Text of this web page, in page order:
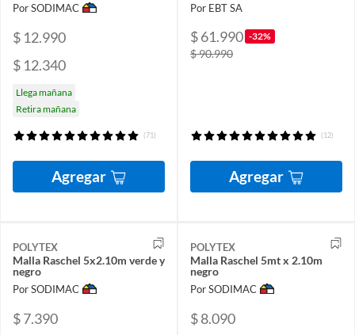
Por SODIMAC
$ 12.990
$ 12.340
Llega mañana
Retira mañana
(71)
Agregar
Por EBT SA
$ 61.990 -32%
$ 90.990
(12)
Agregar
POLYTEX
Malla Raschel 5x2.10m verde y
negro
Por SODIMAC
$ 7.390
POLYTEX
Malla Raschel 5mt x 2.10m
negro
Por SODIMAC
$ 8.090